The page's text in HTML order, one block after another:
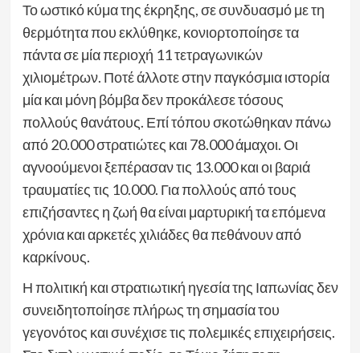
Το ωστικό κύμα της έκρηξης, σε συνδυασμό με τη
θερμότητα που εκλύθηκε, κονιορτοποίησε τα
πάντα σε μία περιοχή 11 τετραγωνικών
χιλιομέτρων. Ποτέ άλλοτε στην παγκόσμια ιστορία
μία και μόνη βόμβα δεν προκάλεσε τόσους
πολλούς θανάτους. Επί τόπου σκοτώθηκαν πάνω
από 20.000 στρατιώτες και 78.000 άμαχοι. Οι
αγνοούμενοι ξεπέρασαν τις 13.000 και οι βαριά
τραυματίες τις 10.000. Για πολλούς από τους
επιζήσαντες η ζωή θα είναι μαρτυρική τα επόμενα
χρόνια και αρκετές χιλιάδες θα πεθάνουν από
καρκίνους.
Η πολιτική και στρατιωτική ηγεσία της Ιαπωνίας δεν
συνειδητοποίησε πλήρως τη σημασία του
γεγονότος και συνέχισε τις πολεμικές επιχειρήσεις.